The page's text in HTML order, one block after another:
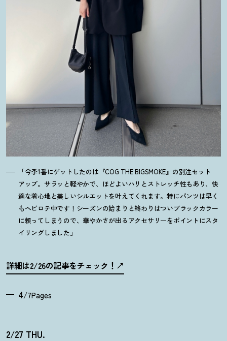
「今季1番にゲットしたのは『COG THE BIGSMOKE』の別注セット
アップ。サラッと軽やかで、ほどよいハリとストレッチ性もあり、快
適な着心地と美しいシルエットを叶えてくれます。特にパンツは早く
もヘビロテ中です ！ シーズンの始まりと終わりはついブラックカラー
に頼ってしまうので、華やかさが出るアクセサリーをポイントにスタ
イリングしました」
詳細は2/26の記事をチェック ！
4/7Pages
2/27 THU.